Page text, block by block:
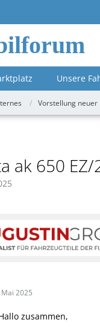
Unsere
Vorstellung
ak 650
2025
zusammen,